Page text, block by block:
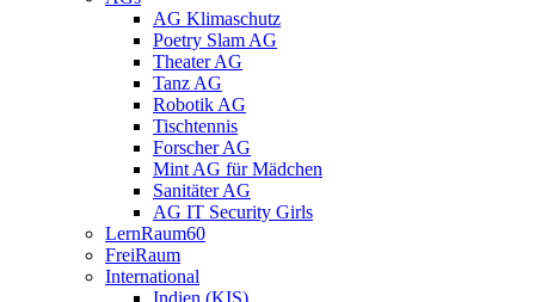
AG Klimaschutz
Poetry Slam AG
Theater AG
Tanz AG
Robotik AG
Tischtennis
Forscher AG
Mint AG für Mädchen
Sanitäter AG
AG IT Security Girls
LernRaum60
FreiRaum
International